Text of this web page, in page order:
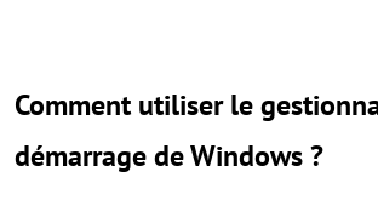
Comment utiliser le
démarrage de Windows ?